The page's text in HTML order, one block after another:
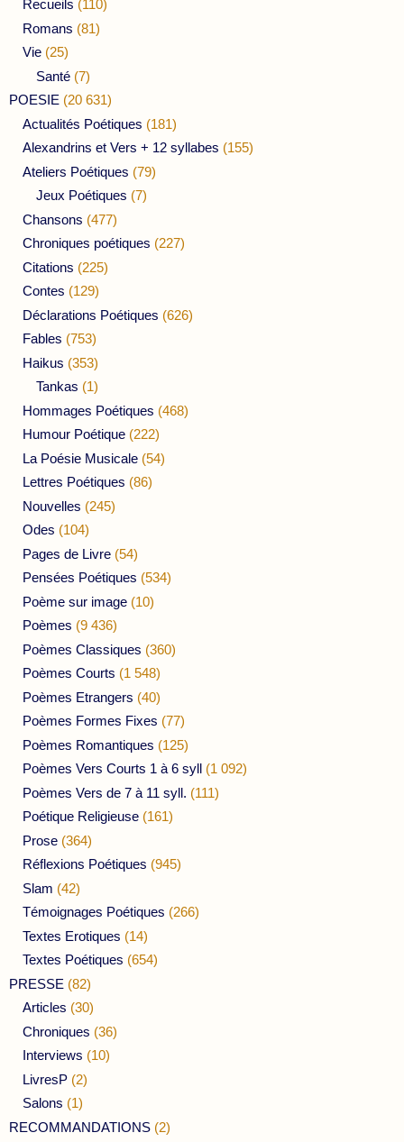
Recueils (110)
Romans (81)
Vie (25)
Santé (7)
POESIE (20 631)
Actualités Poétiques (181)
Alexandrins et Vers + 12 syllabes (155)
Ateliers Poétiques (79)
Jeux Poétiques (7)
Chansons (477)
Chroniques poétiques (227)
Citations (225)
Contes (129)
Déclarations Poétiques (626)
Fables (753)
Haikus (353)
Tankas (1)
Hommages Poétiques (468)
Humour Poétique (222)
La Poésie Musicale (54)
Lettres Poétiques (86)
Nouvelles (245)
Odes (104)
Pages de Livre (54)
Pensées Poétiques (534)
Poème sur image (10)
Poèmes (9 436)
Poèmes Classiques (360)
Poèmes Courts (1 548)
Poèmes Etrangers (40)
Poèmes Formes Fixes (77)
Poèmes Romantiques (125)
Poèmes Vers Courts 1 à 6 syll (1 092)
Poèmes Vers de 7 à 11 syll. (111)
Poétique Religieuse (161)
Prose (364)
Réflexions Poétiques (945)
Slam (42)
Témoignages Poétiques (266)
Textes Erotiques (14)
Textes Poétiques (654)
PRESSE (82)
Articles (30)
Chroniques (36)
Interviews (10)
LivresP (2)
Salons (1)
RECOMMANDATIONS (2)